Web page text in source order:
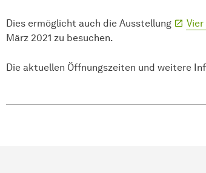
Dies ermöglicht auch die Ausstellung
März 2021 zu besuchen.
Die aktuellen Öffnungszeiten und weitere